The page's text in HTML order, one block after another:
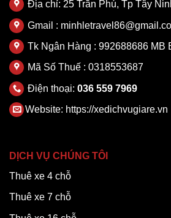
Địa chỉ: 25 Trần Phú, Tp Tây
Gmail :
Tk Ngân Hàng : 992688686 MB
Mã Số Thuế : 0318553687
Điện thoại: 036 559 7969
Website: https://xedichvugiare.vn
DỊCH VỤ CHÚNG TÔI
Thuê xe 4 chỗ
Thuê xe 7 chỗ